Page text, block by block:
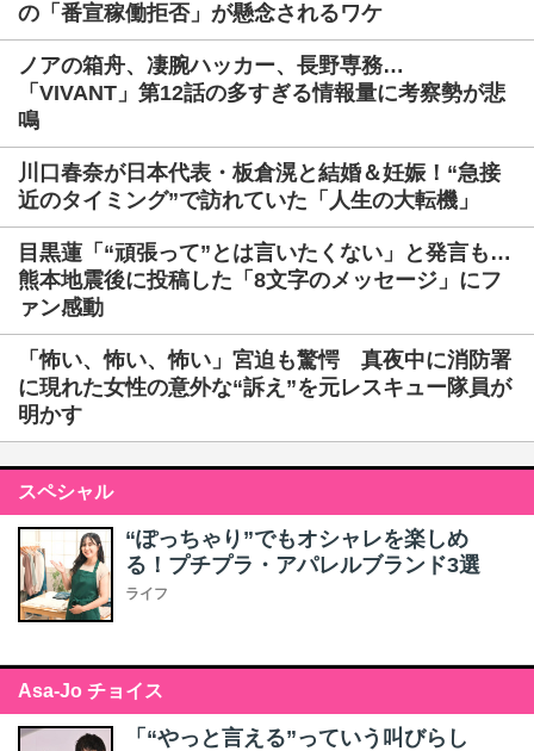
の「番宣稼働拒否」が懸念されるワケ
ノアの箱舟、凄腕ハッカー、長野専務…
「VIVANT」第12話の多すぎる情報量に考察勢が悲
鳴
川口春奈が日本代表・板倉滉と結婚＆妊娠！“急接
近のタイミング”で訪れていた「人生の大転機」
目黒蓮「“頑張って”とは言いたくない」と発言も…
熊本地震後に投稿した「8文字のメッセージ」にフ
ァン感動
「怖い、怖い、怖い」宮迫も驚愕 真夜中に消防署
に現れた女性の意外な“訴え”を元レスキュー隊員が
明かす
スペシャル
“ぽっちゃり”でもオシャレを楽しめ
る！プチプラ・アパレルブランド3選
ライフ
Asa-Jo チョイス
「“やっと言える”っていう叫びらし